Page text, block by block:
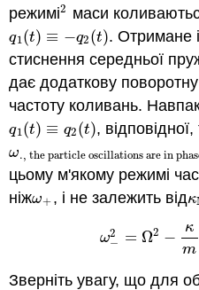
режимі2
2 маси
q1(t) ≡ −q2 (t)
q1(t) ≡− q2(t)
. Отримане
стиснення середньої
дає додаткову
частоту коливань.
q1(t) ≡ q2 (t)
q1(t) ≡q 2(t) , відповідної,
ω., the particle oscillations are in
ω ., the particle
цьому м'якому режимі
ніжω+
ω+, і не залежить відκ
κ
ω2
− = Ω2 −
κ
m
(6.1.13)ω−2 Ω2
Зверніть увагу, що для